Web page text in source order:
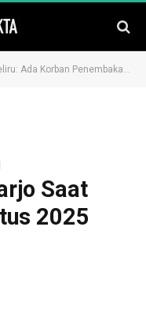
Ada Korban Penembakan di Warjo Saat Demonstrasi Agustus 2025
Saat
2025